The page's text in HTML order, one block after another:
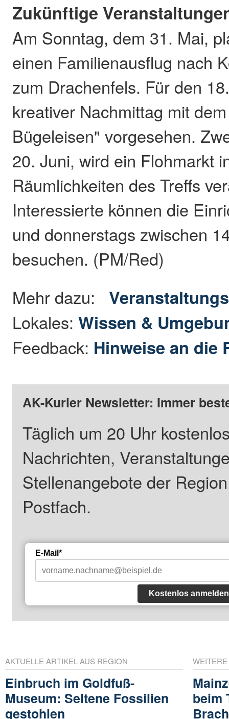
Zukünftige
Am Sonntag, dem 31. Mai,
einen Familienausflug nach
zum Drachenfels. Für den
kreativer Nachmittag mit
Bügeleisen" vorgesehen.
20. Juni, wird ein Flohmarkt
Räumlichkeiten des Treffs
Interessierte können die
und donnerstags zwischen
besuchen. (PM/Red)
Mehr dazu:
Lokales:Wissen &
Feedback: Hinweise an die
AK-Kurier Newsletter: Immer
Täglich um 20 Uhr
Nachrichten,
Stellenangebote der
Postfach.
E-Mail*
Kostenlos anmelden
AKTUELLE ARTIKEL AUS REGION
Einbruch im Goldfuß-
Museum: Seltene Fossilien
gestohlen
beim